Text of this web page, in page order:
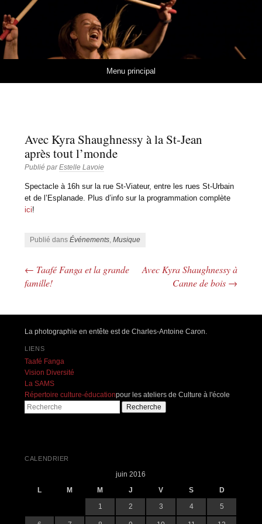
Estelle Lavoie
MUSIQUES ET RYTHMES DE L'AFRIQUE DE L'OUEST
Menu principal
Avec Kyra Shaughnessy à la St-Jean
après tout l’monde
Publié parEstelle Lavoie
Spectacle à 16h sur la rue St-Viateur, entre les rues St-Urbain
et de l’Esplanade. Plus d’info sur la programmation complète
ici!
Publié dansÉvénements ,Musique
Navigation des articles
← Taafé Fanga et la grande
famille!
Avec Kyra Shaughnessy à
Canne de bois →
La photographie en entête est de Charles-Antoine Caron.
LIENS
Taafé Fanga
Vision Diversité
La SAMS
Répertoire culture-éducationpour les ateliers de Culture à l'école
Recherche
CALENDRIER
juin 2016
L
M M J V S
D
1
2 3 4 5